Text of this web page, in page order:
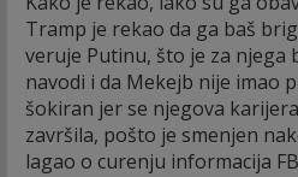
Tramp je rekao da ga baš
veruje Putinu, što je za njega
navodi i da Mekejb nije imao
šokiran jer se njegova
završila, pošto je smenjen
lagao o curenju informacija